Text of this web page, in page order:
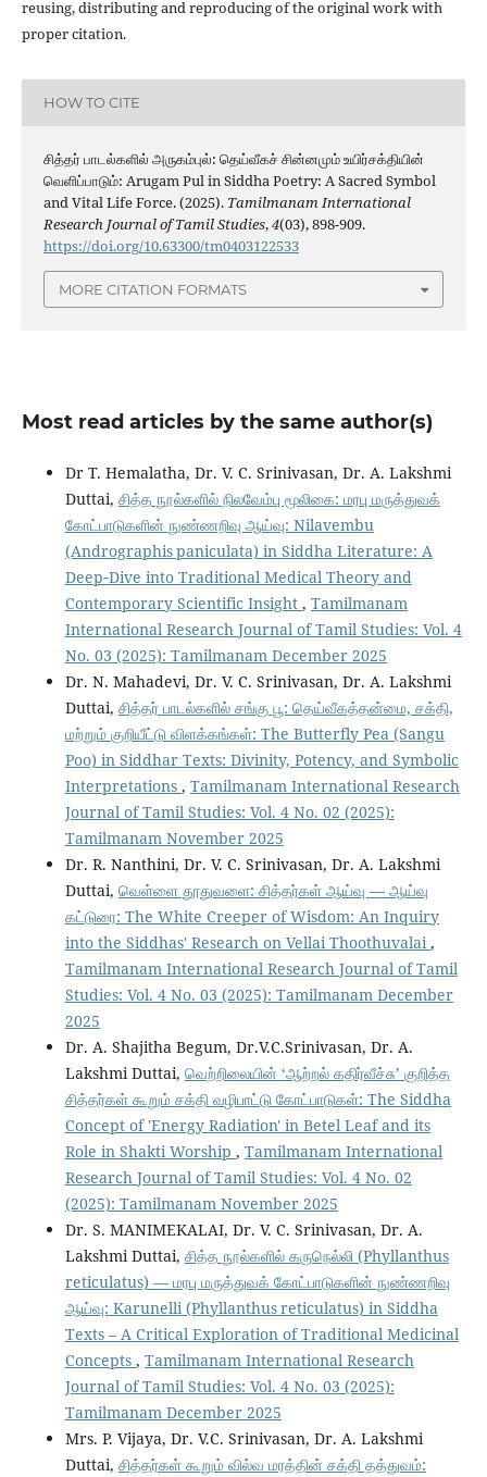
reusing, distributing and reproducing of the original work with
proper citation.
HOW TO CITE
சித்தர் பாடல்களில் அருகம்புல்: தெய்வீகச் சின்னமும் உயிர்சக்தியின்
வெளிப்பாடும்: Arugam Pul in Siddha Poetry: A Sacred Symbol
and Vital Life Force. (2025). Tamilmanam International
Research Journal of Tamil Studies,4(03), 898-909.
https://doi.org/10.63300/tm0403122533
MORE CITATION FORMATS
Most read articles by the same author(s)
Dr T. Hemalatha, Dr. V. C. Srinivasan, Dr. A. Lakshmi
Duttai, சித்த நூல்களில் நிலவேம்பு மூலிகை: மரபு மருத்துவக்
கோட்பாடுகளின் நுண்ணறிவு ஆய்வு: Nilavembu
(Andrographis paniculata) in Siddha Literature: A
Deep‑Dive into Traditional Medical Theory and
Contemporary Scientific Insight , Tamilmanam
International Research Journal of Tamil Studies: Vol. 4
No. 03 (2025): Tamilmanam December 2025
Dr. N. Mahadevi, Dr. V. C. Srinivasan, Dr. A. Lakshmi
Duttai, சித்தர் பாடல்களில் சங்கு பூ: தெய்வீகத்தன்மை, சக்தி,
மற்றும் குறியீட்டு விளக்கங்கள்: The Butterfly Pea (Sangu
Poo) in Siddhar Texts: Divinity, Potency, and Symbolic
Interpretations , Tamilmanam International Research
Journal of Tamil Studies: Vol. 4 No. 02 (2025):
Tamilmanam November 2025
Dr. R. Nanthini, Dr. V. C. Srinivasan, Dr. A. Lakshmi
Duttai, வெள்ளை தூதுவளை: சித்தர்கள் ஆய்வு — ஆய்வு
கட்டுரை: The White Creeper of Wisdom: An Inquiry
into the Siddhas' Research on Vellai Thoothuvalai,
Tamilmanam International Research Journal of Tamil
Studies: Vol. 4 No. 03 (2025): Tamilmanam December
2025
Dr. A. Shajitha Begum, Dr.V.C.Srinivasan, Dr. A.
Lakshmi Duttai, வெற்றிலையின் ‘ஆற்றல் கதிர்வீச்சு’ குறித்த
சித்தர்கள் கூறும் சக்தி வழிபாட்டு கோட்பாடுகள்: The Siddha
Concept of 'Energy Radiation' in Betel Leaf and its
Role in Shakti Worship , Tamilmanam International
Research Journal of Tamil Studies: Vol. 4 No. 02
(2025): Tamilmanam November 2025
Dr. S. MANIMEKALAI, Dr. V. C. Srinivasan, Dr. A.
Lakshmi Duttai, சித்த நூல்களில் கருநெல்லி (Phyllanthus
reticulatus) — மரபு மருத்துவக் கோட்பாடுகளின் நுண்ணறிவு
ஆய்வு: Karunelli (Phyllanthus reticulatus) in Siddha
Texts – A Critical Exploration of Traditional Medicinal
Concepts , Tamilmanam International Research
Journal of Tamil Studies: Vol. 4 No. 03 (2025):
Tamilmanam December 2025
Mrs. P. Vijaya, Dr. V.C. Srinivasan, Dr. A. Lakshmi
Duttai, சித்தர்கள் கூறும் வில்வ மரத்தின் சக்தி தத்துவம்: